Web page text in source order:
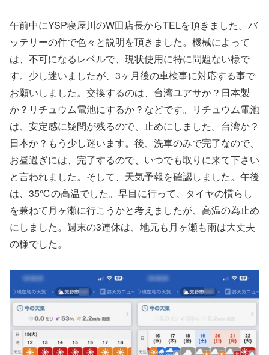
午前中にYSP寝屋川のW田店長からTELを頂きました。バ
ッテリーの件で色々と説明を頂きました。機械によって
は、不可になるレベルで、現状使用に特に問題ない様で
す。少し迷いましたが、3ヶ月後の車検事に対応する事で
お願いしました。交換するのは、台湾ユアサか？日本製
か？リチュウム電池にするか？などです。リチュウム電池
は、安定感に疑問が残るので、止めにしました。台湾か？
日本か？もう少し迷います。後、洗車のみで完了なので、
お昼過ぎには、完了するので、いつでも取りに来て下さい
と言われました。そして、天気予報を確認しました。午後
は、35℃の高温でした。早目に行って、タイヤの慣らし
を兼ねて月ヶ瀬に行こうかと考えましたが、高温の為止め
にしました。週末の3連休は、地元も月ヶ瀬も雨は大丈夫
の様でした。